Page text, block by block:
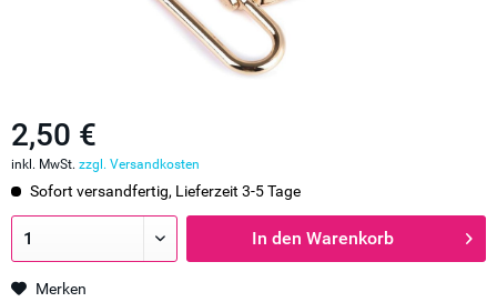
2,50 €
inkl. MwSt. zzgl. Versandkosten
Sofort versandfertig, Lieferzeit 3-5 Tage
In den Warenkorb
Merken